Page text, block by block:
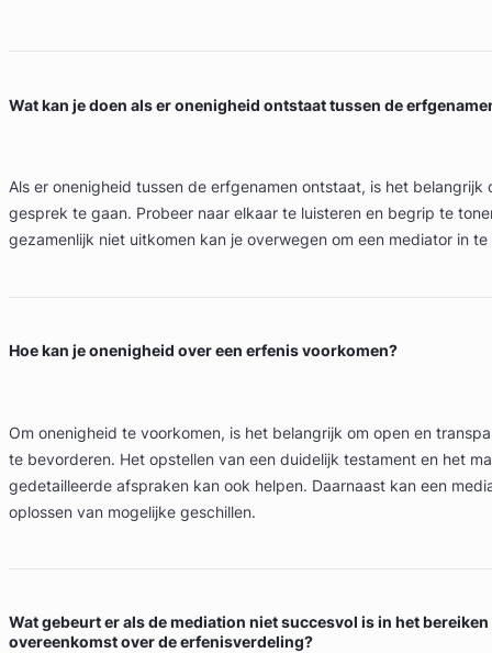
Wat kan je doen als er onenigheid ontstaat tussen de
Als er onenigheid tussen de erfgenamen ontstaat, is het belangrijk
gesprek te gaan. Probeer naar elkaar te luisteren en begrip te
gezamenlijk niet uitkomen kan je overwegen om een mediator in te
Hoe kan je onenigheid over een erfenis voorkomen?
Om onenigheid te voorkomen, is het belangrijk om open en
te bevorderen. Het opstellen van een duidelijk testament en het
gedetailleerde afspraken kan ook helpen. Daarnaast kan een
oplossen van mogelijke geschillen.
Wat gebeurt er als de mediation niet succesvol is in het bereiken
overeenkomst over de erfenisverdeling?